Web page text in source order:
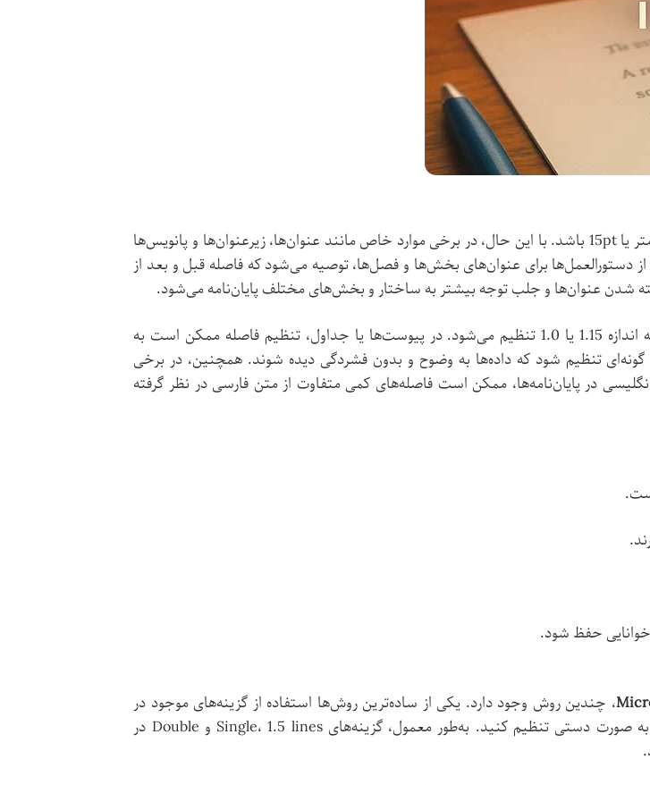
فاصله بین خطوط در متن اصلی پایان‌نامه، معمولاً باید برابر با 1.5 سانتی‌متر یا 15pt باشد. با این حال، در برخی موارد خاص مانند عنوان‌ها، زیرعنوان‌ها و پانویس‌ها
دستورالعمل‌ها برای عنوان‌های بخش‌ها و فصل‌ها، توصیه می‌شود که فاصله قبل و بعد از
شدن عنوان‌ها و جلب توجه بیشتر به ساختار و بخش‌های مختلف پایان‌نامه می‌شود.
در بخش پانویس‌ها، به دلیل فضای محدود، فاصله بین خطوط معمولاً به اندازه 1.15 یا 1.0 تنظیم می‌شود. در پیوست‌ها یا جداول، تنظیم فاصله ممکن است به
تنظیم شود که داده‌ها به وضوح و بدون فشردگی دیده شوند. همچنین، در برخی
در پایان‌نامه‌ها، ممکن است فاصله‌های کمی متفاوت از متن فارسی در نظر گرفته
حفظ شود.
، چندین روش وجود دارد. یکی از ساده‌ترین روش‌ها استفاده از گزینه‌های موجود در
بخش Paragraph است. در این بخش، می‌توانید فاصله بین خطوط را به صورت دستی تنظیم کنید. به‌طور معمول، گزینه‌های Single، 1.5 lines و Double در